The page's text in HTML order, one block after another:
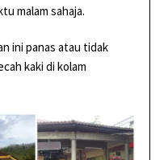
malam sahaja.
ini panas atau tidak
kaki di kolam